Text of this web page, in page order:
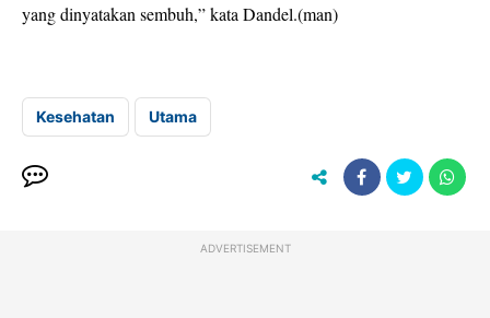
yang dinyatakan sembuh,” kata Dandel.(man)
Kesehatan Utama
ADVERTISEMENT